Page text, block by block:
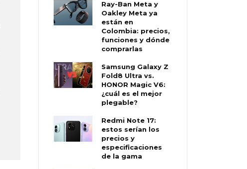
Ray-Ban Meta y
Oakley Meta ya
están en
Colombia: precios,
funciones y dónde
comprarlas
Samsung Galaxy Z
Fold8 Ultra vs.
HONOR Magic V6:
¿cuál es el mejor
plegable?
Redmi Note 17:
estos serían los
precios y
especificaciones
de la gama